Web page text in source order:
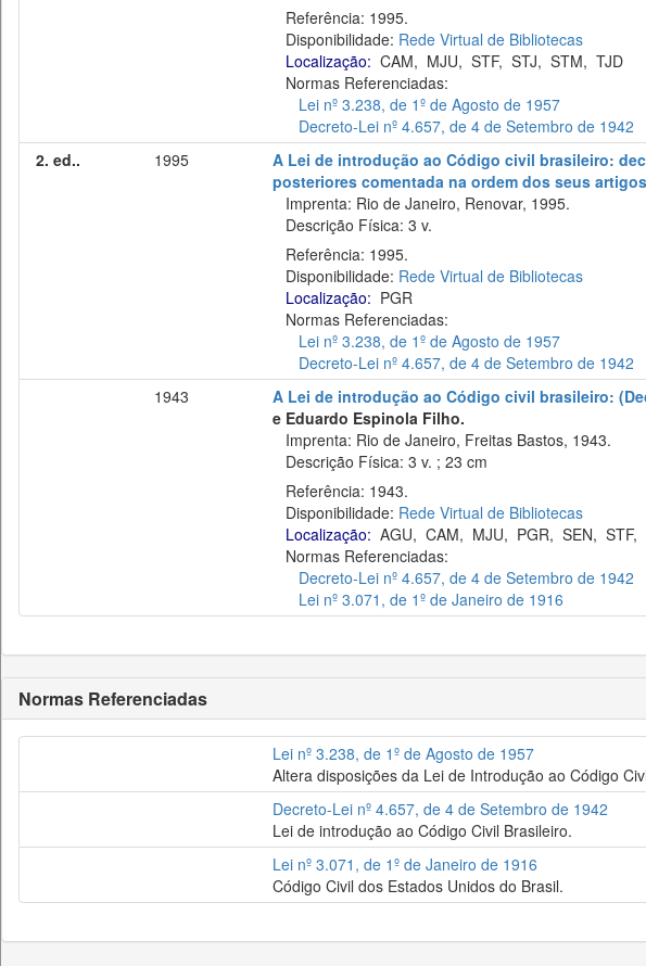
Referência: 1995.
Disponibilidade: Rede Virtual de Bibliotecas
Localização: CAM, MJU, STF, STJ, STM, TJD
Normas Referenciadas:
Lei nº 3.238, de 1º de Agosto de 1957
Decreto-Lei nº 4.657, de 4 de Setembro de 1942
2. ed..
1995
A Lei de introdução ao Código civil brasileiro:
posteriores comentada na ordem dos seus artigos
Imprenta: Rio de Janeiro, Renovar, 1995.
Descrição Física: 3 v.
Referência: 1995.
Disponibilidade: Rede Virtual de Bibliotecas
Localização: PGR
Normas Referenciadas:
Lei nº 3.238, de 1º de Agosto de 1957
Decreto-Lei nº 4.657, de 4 de Setembro de 1942
1943
A Lei de introdução ao Código civil brasileiro:
e Eduardo Espinola Filho.
Imprenta: Rio de Janeiro, Freitas Bastos, 1943.
Descrição Física: 3 v. ; 23 cm
Referência: 1943.
Disponibilidade: Rede Virtual de Bibliotecas
Localização: AGU, CAM, MJU, PGR, SEN, STF,
Normas Referenciadas:
Decreto-Lei nº 4.657, de 4 de Setembro de 1942
Lei nº 3.071, de 1º de Janeiro de 1916
Normas Referenciadas
Lei nº 3.238, de 1º de Agosto de 1957
Altera disposições da Lei de Introdução ao Código
Decreto-Lei nº 4.657, de 4 de Setembro de 1942
Lei de introdução ao Código Civil Brasileiro.
Lei nº 3.071, de 1º de Janeiro de 1916
Código Civil dos Estados Unidos do Brasil.